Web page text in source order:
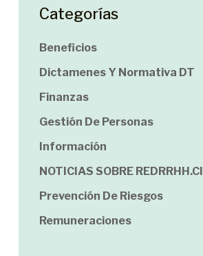
Categorías
Beneficios
Dictamenes Y Normativa DT
Finanzas
Gestión De Personas
Información
NOTICIAS SOBRE REDRRHH.cl
Prevención De Riesgos
Remuneraciones